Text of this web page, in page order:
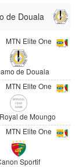
de Douala
MTN Elite One
de Douala
MTN Elite One
de Moungo
MTN Elite One
Sportif